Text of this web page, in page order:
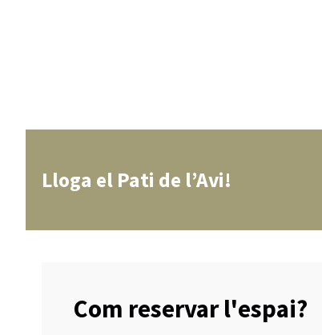
Lloga el Pati de l’Avi!
Com reservar l'espai?